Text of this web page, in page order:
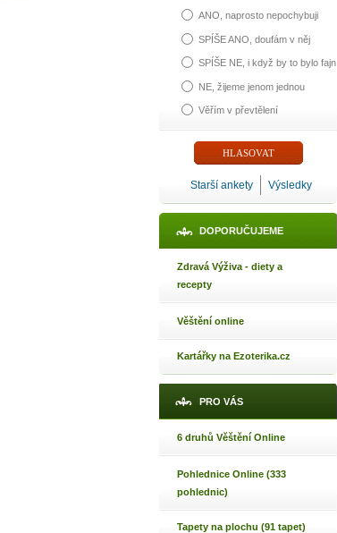
ANO, naprosto nepochybuji
SPÍŠE ANO, doufám v něj
SPÍŠE NE, i když by to bylo fajn
NE, žijeme jenom jednou
Věřím v převtělení
Starší ankety Výsledky
DOPORUČUJEME
Zdravá Výživa - diety a
recepty
Věštění online
Kartářky na Ezoterika.cz
PRO VÁS
6 druhů Věštění Online
Pohlednice Online (333
pohlednic)
Tapety na plochu (91 tapet)